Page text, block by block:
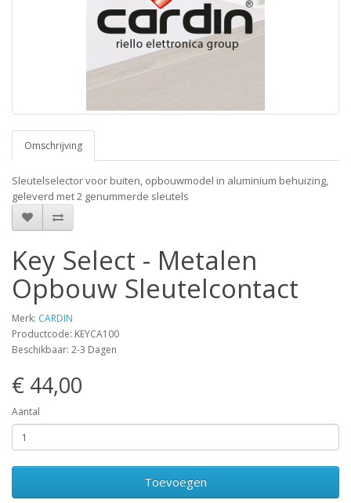
Omschrijving
Sleutelselector voor buiten, opbouwmodel in aluminium behuizing,
geleverd met 2 genummerde sleutels
Key Select - Metalen
Opbouw Sleutelcontact
Merk: CARDIN
Productcode: KEYCA100
Beschikbaar: 2-3 Dagen
€ 44,00
Aantal
Toevoegen